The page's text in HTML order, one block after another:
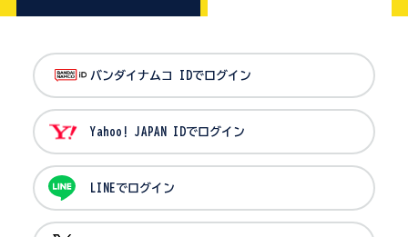
バンダイナムコ IDでログイン
Yahoo! JAPAN IDでログイン
LINEでログイン